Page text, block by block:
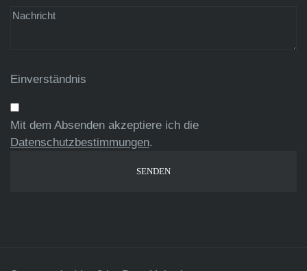
Einverständnis
Mit dem Absenden akzeptiere ich die
Datenschutzbestimmungen.